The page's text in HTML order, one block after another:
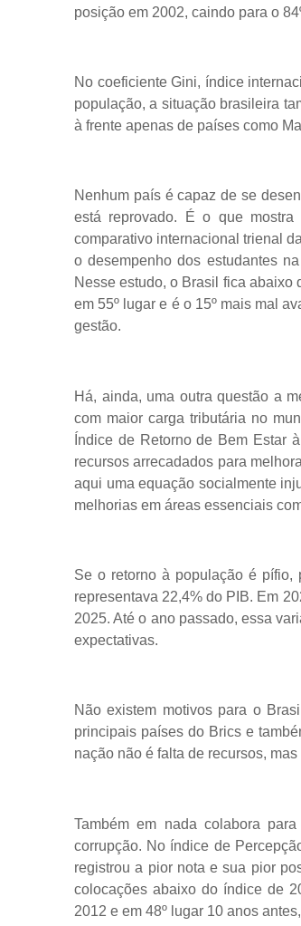
posição em 2002, caindo para o
No coeficiente Gini, índice
população, a situação brasileira
à frente apenas de países como
Nenhum país é capaz de se
está reprovado. É o que mostra
comparativo internacional trienal
o desempenho dos estudantes
Nesse estudo, o Brasil fica abaixo
em 55º lugar e é o 15º mais mal
gestão.
Há, ainda, uma outra questão a
com maior carga tributária no
Índice de Retorno de Bem Estar
recursos arrecadados para
aqui uma equação socialmente
melhorias em áreas essenciais
Se o retorno à população é pífio,
representava 22,4% do PIB. Em
2025. Até o ano passado, essa
expectativas.
Não existem motivos para o
principais países do Brics e
nação não é falta de recursos,
Também em nada colabora
corrupção. No índice de
registrou a pior nota e sua pior
colocações abaixo do índice de
2012 e em 48º lugar 10 anos